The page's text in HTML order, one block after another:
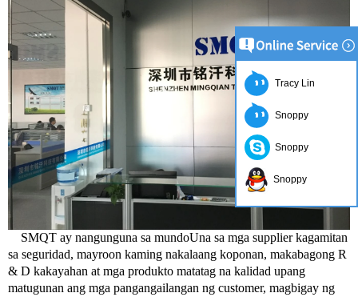
SMQT ay nangunguna sa mundoUna sa mga supplier kagamitan
sa seguridad, mayroon kaming nakalaang koponan, makabagong R
& D kakayahan at mga produkto matatag na kalidad upang
matugunan ang mga pangangailangan ng customer, magbigay ng
Tracy Lin
Snoppy
Snoppy
Snoppy